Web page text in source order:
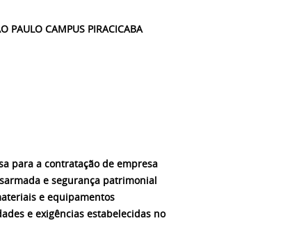
PAULO CAMPUS PIRACICABA
para a contratação de empresa
e segurança patrimonial
e equipamentos
e exigências estabelecidas no